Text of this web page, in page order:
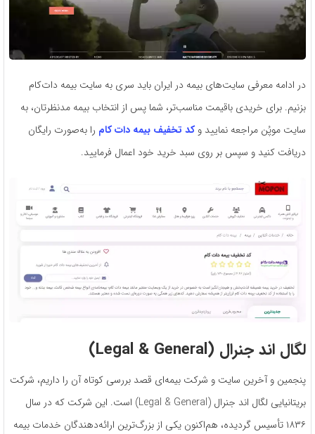
در ادامه معرفی سایت‌های بیمه در ایران باید سری به سایت بیمه دات‌کام
بزنیم. برای خریدی باقیمت مناسب‌تر، شما پس از انتخاب بیمه مدنظرتان، به
سایت موپُن مراجعه نمایید وکد تخفیف بیمه دات کام را به‌صورت رایگان
دریافت کنید و سپس بر روی سبد خرید خود اعمال فرمایید.
لگال اند جنرال (Legal & General
)
پنجمین و آخرین سایت و شرکت بیمه‌ای قصد بررسی کوتاه آن را داریم، شرکت
بریتانیایی لگال اند جنرال (Legal & General) است. این شرکت که در سال
۱۸۳۶ تأسیس گردیده، هم‌اکنون یکی از بزرگ‌ترین ارائه‌دهندگان خدمات بیمه